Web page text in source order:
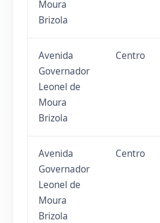
Moura
Brizola
Avenida
Governador
Leonel de
Moura
Brizola
Centro
Avenida
Governador
Leonel de
Moura
Brizola
Centro